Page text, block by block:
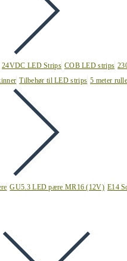
24VDC LED Strips COB LED strips
Tilbehør til LED strips 5 meter
GU5.3 LED pære MR16 (12V) E14